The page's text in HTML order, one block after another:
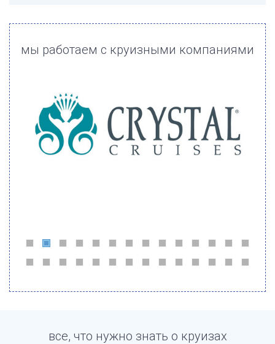
мы работаем с круизными компаниями
все, что нужно знать о круизах